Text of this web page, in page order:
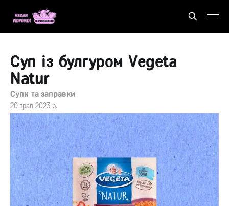
Суп із булгуром Vegeta
Natur
Супи та заправки
20 трав 2023 р.